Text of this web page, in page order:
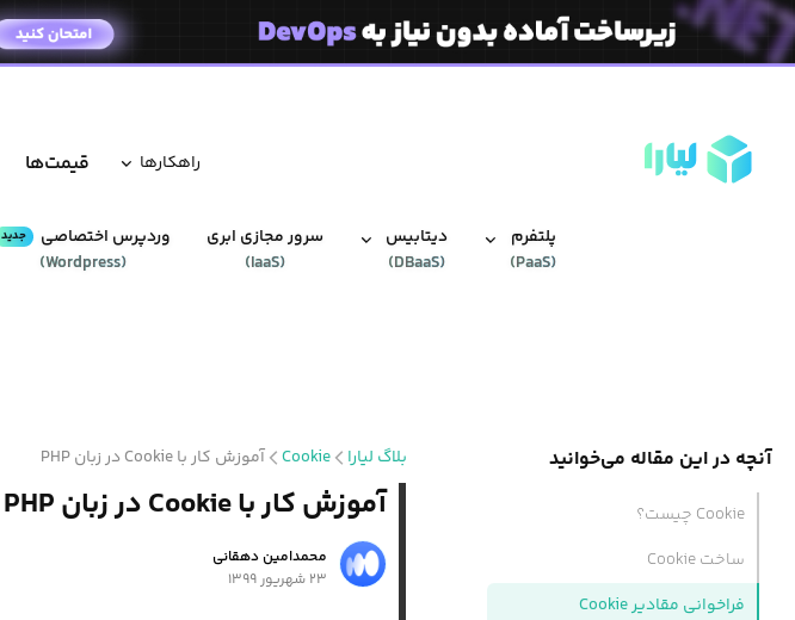
راهکار‌ها قیمت‌ها
وردپرس‌ اختصاصی جدید
(
Wordpress
)
سرور مجازی ابری
(
IaaS
)
دیتابیس‌
(
DBaaS
)
پلتفرم
(
PaaS
)
آنچه در این مقاله می‌خوانید
Cookie چیست؟
ساخت Cookie
فراخوانی مقادیر Cookie
بلاگ لیارا Cookie آموزش کار با Cookie در زبان PHP
آموزش کار با Cookie در زبان PHP
محمد‌امین دهقانی
۲۳ شهریور ۱۳۹۹